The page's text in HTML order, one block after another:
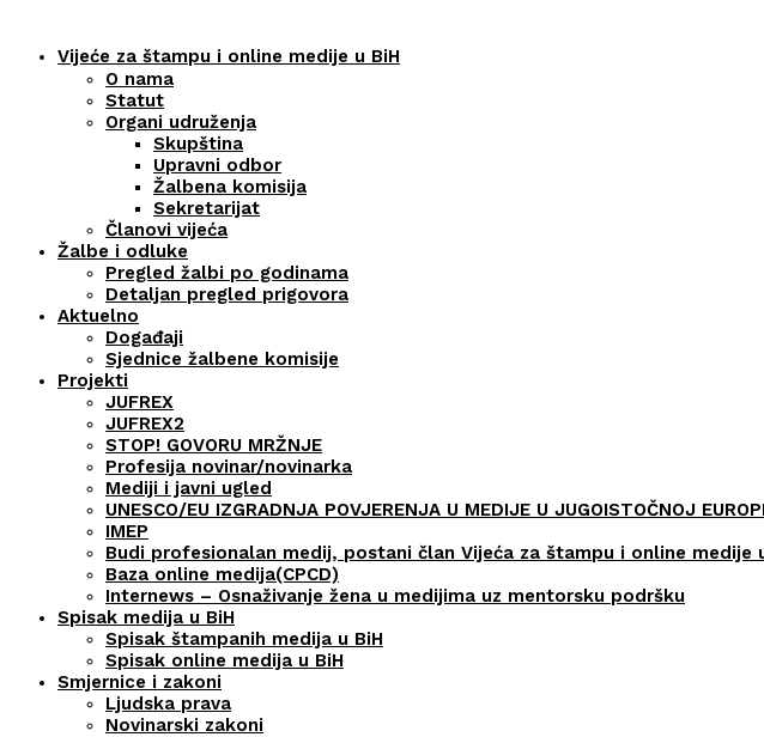
Vijeće za štampu i online medije u BiH
O nama
Statut
Organi udruženja
Skupština
Upravni odbor
Žalbena komisija
Sekretarijat
Članovi vijeća
Žalbe i odluke
Pregled žalbi po godinama
Detaljan pregled prigovora
Aktuelno
Događaji
Sjednice žalbene komisije
Projekti
JUFREX
JUFREX2
STOP! GOVORU MRŽNJE
Profesija novinar/novinarka
Mediji i javni ugled
UNESCO/EU IZGRADNJA POVJERENJA U MEDIJE U JUGOISTOČNOJ
IMEP
Budi profesionalan medij, postani član Vijeća za štampu i online medije
Baza online medija(CPCD)
Internews – Osnaživanje žena u medijima uz mentorsku podršku
Spisak medija u BiH
Spisak štampanih medija u BiH
Spisak online medija u BiH
Smjernice i zakoni
Ljudska prava
Novinarski zakoni